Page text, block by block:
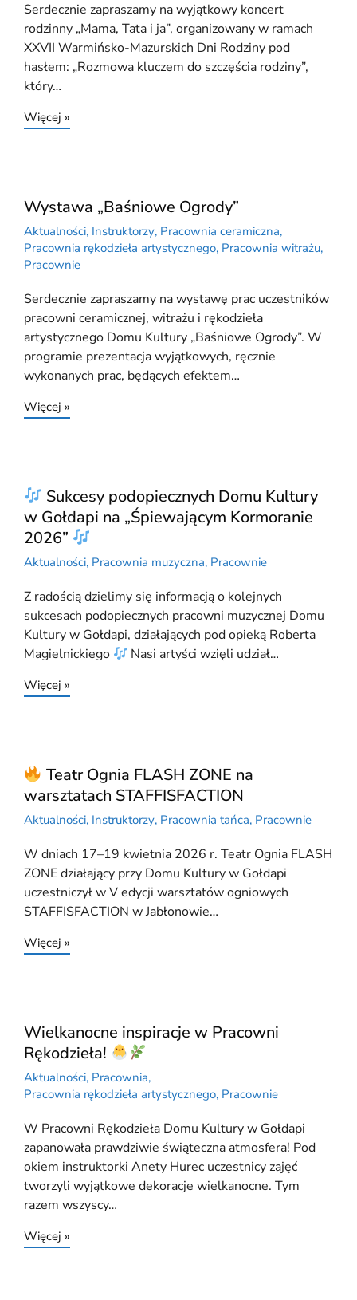
Serdecznie zapraszamy na wyjątkowy koncert
rodzinny „Mama, Tata i ja”, organizowany w ramach
XXVII Warmińsko-Mazurskich Dni Rodziny pod
hasłem: „Rozmowa kluczem do szczęścia rodziny”,
który…
Więcej »
Wystawa „Baśniowe Ogrody”
Aktualności, Instruktorzy, Pracownia ceramiczna,
Pracownia rękodzieła artystycznego, Pracownia witrażu,
Pracownie
Serdecznie zapraszamy na wystawę prac uczestników
pracowni ceramicznej, witrażu i rękodzieła
artystycznego Domu Kultury „Baśniowe Ogrody”. W
programie prezentacja wyjątkowych, ręcznie
wykonanych prac, będących efektem…
Więcej »
Sukcesy podopiecznych Domu Kultury
w Gołdapi na „Śpiewającym Kormoranie
2026”
Aktualności, Pracownia muzyczna, Pracownie
Z radością dzielimy się informacją o kolejnych
sukcesach podopiecznych pracowni muzycznej Domu
Kultury w Gołdapi, działających pod opieką Roberta
Magielnickiego
Nasi artyści wzięli udział…
Więcej »
Teatr Ognia FLASH ZONE na
warsztatach STAFFISFACTION
Aktualności, Instruktorzy, Pracownia tańca, Pracownie
W dniach 17–19 kwietnia 2026 r. Teatr Ognia FLASH
ZONE działający przy Domu Kultury w Gołdapi
uczestniczył w V edycji warsztatów ogniowych
STAFFISFACTION w Jabłonowie…
Więcej »
Wielkanocne inspiracje w Pracowni
Rękodzieła!
Aktualności, Pracownia,
Pracownia rękodzieła artystycznego, Pracownie
W Pracowni Rękodzieła Domu Kultury w Gołdapi
zapanowała prawdziwie świąteczna atmosfera! Pod
okiem instruktorki Anety Hurec uczestnicy zajęć
tworzyli wyjątkowe dekoracje wielkanocne. Tym
razem wszyscy…
Więcej »